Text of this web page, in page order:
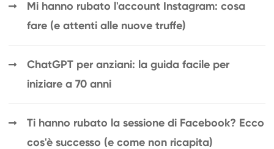
Mi hanno rubato l'account Instagram: cosa
fare (e attenti alle nuove truffe)
ChatGPT per anziani: la guida facile per
iniziare a 70 anni
Ti hanno rubato la sessione di Facebook? Ecco
cos'è successo (e come non ricapita)